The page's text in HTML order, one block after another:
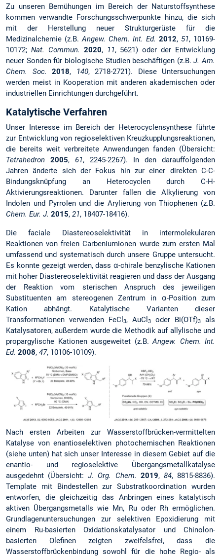
Zu unseren Bemühungen im Bereich der Naturstoffsynthese
kommen verwandte Forschungsschwerpunkte hinzu, die sich
mit der Herstellung neuer Strukturgerüste für die
Medizinalchemie (z.B.Angew. Chem. Int. Ed. 2012, 51, 10169-
10172; Nat. Commun. 2020, 11, 5621) oder der Entwicklung
neuer Sonden für biologische Studien beschäftigen (z.B.J. Am.
Chem. Soc.
2018, 140, 2718-2721). Diese Untersuchungen
werden meist in Kooperation mit anderen akademischen oder
industriellen Einrichtungen durchgeführt.
Katalytische Verfahren
Unser Interesse im Bereich der Heterocyclensynthese führte
zur Entwicklung von regioselektiven Kreuz­kupplungsreaktionen,
die bereits weit verbreitete Anwendungen fanden (Übersicht:
Tetrahedron 2005, 61, 2245-2267). In den darauffolgenden
Jahren änderte sich der Fokus hin zur einer direkten C-C-
Bindungsknüpfung an Heterocyclen durch C-H-
Aktivierungsreaktionen. Darunter fallen die Alkylierung von
Indolen und Pyrrolen und die Arylierung von Thiophenen (z.B.
Chem. Eur. J. 2015, 21, 18407-18416).
Die faciale Diastereoselektivität in intermolekularen
Reaktionen von freien Carbeniumionen wurde zum ersten Mal
umfassend und systematisch durch unsere Gruppe untersucht.
Es konnte gezeigt werden, dass α-chirale benzylische Kationen
mit hoher Diastereoselektivität reagieren und dass der Ausgang
der Reaktion vom sterischen Anspruch des jeweiligen
Substituenten am stereogenen Zentrum in α-Position zum
Kation abhängt. Katalytische Varianten dieser
Transformationen verwenden FeCl 3, AuCl 3 oder Bi(OTf)3
als
Katalysatoren, außerdem wurde die Methodik auf allylische und
propargylische Kationen ausgeweitet (z.B.Angew. Chem. Int.
Ed. 2008, 47, 10106-10109).
Nach ersten Arbeiten zur Wasserstoffbrücken-vermittelten
Katalyse von enantioselektiven photochemischen Reaktionen
(siehe unten) hat sich unser Interesse in diesem Gebiet auf die
enantio- und regioselektive Übergangsmetallkatalyse
ausgedehnt (Übersicht:J. Org. Chem. 2019, 84, 8815-8836).
Template mit Binde­stellen zur Substratkoordination wurden
entworfen, die gleichzeitig das Anbringen eines katalytisch
aktiven Übergangsmetalls wie Mn, Ru oder Rh ermöglichen.
Grundlagenuntersuchungen zur selektiven Epoxidierung mit
einem Ru-basierten Oxidationskatalysator und Chinolon-
basierten Olefinen zeigten zweifelsfrei, dass die
Wasserstoffbrückenbindung sowohl für die hohe Regio- als